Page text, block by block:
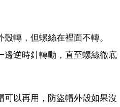
轉，但螺絲在裡面不轉。
邊逆時針轉動，直至螺絲徹底
以再用，防盜帽外殼如果沒